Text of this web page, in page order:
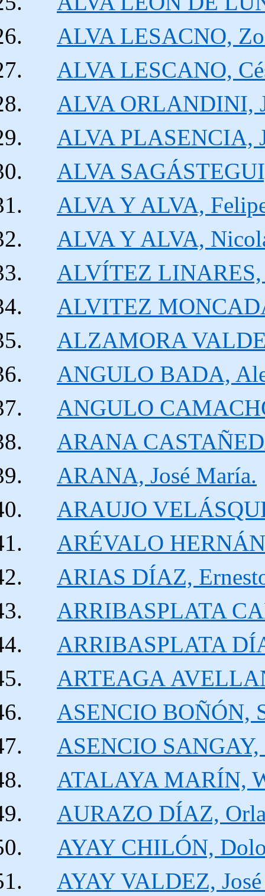
ALVA LESACNO,
ALVA LESCANO,
ALVA ORLANDINI,
ALVA PLASENCIA,
ALVA
ALVA Y ALVA,
ALVA Y ALVA,
ALVÍTEZ LINARES,
ALVITEZ
ALZAMORA
ANGULO BADA,
ANGULO
ARANA
ARANA, José María.
ARAUJO
ARÉVALO
ARIAS DÍAZ,
ARRIBASPLATA
ARRIBASPLATA
ARTEAGA
ASENCIO BOÑÓN,
ASENCIO SANGAY,
ATALAYA MARÍN,
AURAZO DÍAZ,
AYAY CHILÓN,
AYAY VALDEZ,